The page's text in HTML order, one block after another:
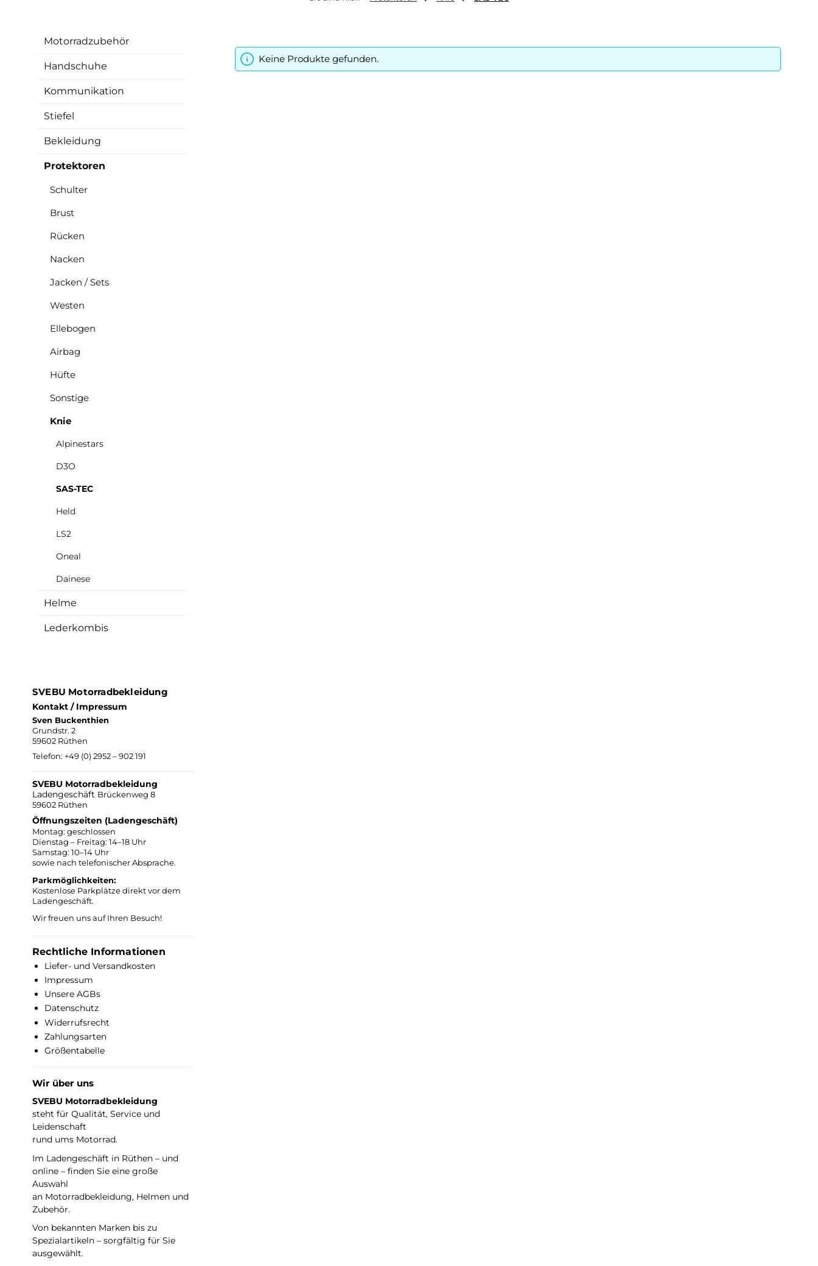
Motorradzubehör
Handschuhe
Kommunikation
Stiefel
Bekleidung
Protektoren
Schulter
Brust
Rücken
Nacken
Jacken / Sets
Westen
Ellebogen
Airbag
Hüfte
Sonstige
Knie
Alpinestars
D3O
SAS-TEC
Held
LS2
Oneal
Dainese
Helme
Lederkombis
SVEBU Motorradbekleidung
Kontakt / Impressum
Sven Buckenthien
Grundstr. 2
59602 Rüthen
Telefon: +49 (0) 2952 – 902 191
SVEBU Motorradbekleidung
Ladengeschäft Brückenweg 8
59602 Rüthen
Öffnungszeiten (Ladengeschäft)
Montag: geschlossen
Dienstag – Freitag: 14–18 Uhr
Samstag: 10–14 Uhr
sowie nach telefonischer Absprache.
Parkmöglichkeiten:
Kostenlose Parkplätze direkt vor dem
Ladengeschäft.
Wir freuen uns auf Ihren Besuch!
Rechtliche Informationen
Liefer- und Versandkosten
Impressum
Unsere AGBs
Datenschutz
Widerrufsrecht
Zahlungsarten
Größentabelle
Wir über uns
SVEBU Motorradbekleidung
steht für Qualität, Service und
Leidenschaft
rund ums Motorrad.
Im Ladengeschäft in Rüthen – und
online – finden Sie eine große
Auswahl
an Motorradbekleidung, Helmen und
Zubehör.
Von bekannten Marken bis zu
Spezialartikeln – sorgfältig für Sie
ausgewählt.
Keine Produkte gefunden.